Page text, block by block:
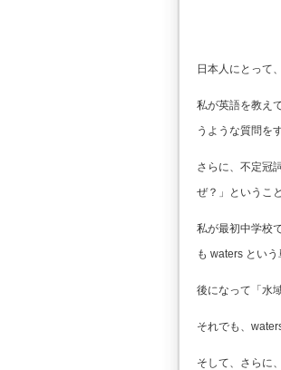
日本人にとって
私が英語を教え
うような質問を
さらに、不定冠
ぜ？」というこ
私が最初中学校
も waters とい
後になって「水
それでも、
そして、さらに